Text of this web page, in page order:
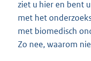
ziet u hier en bent
met het
met biomedisch
Zo nee, waarom